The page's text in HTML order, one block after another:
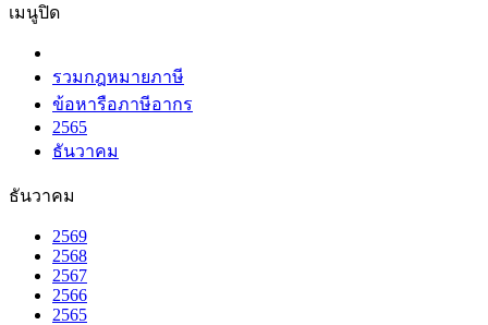
เมนูปิด
รวมกฎหมายภาษี
ข้อหารือภาษีอากร
2565
ธันวาคม
ธันวาคม
2569
2568
2567
2566
2565